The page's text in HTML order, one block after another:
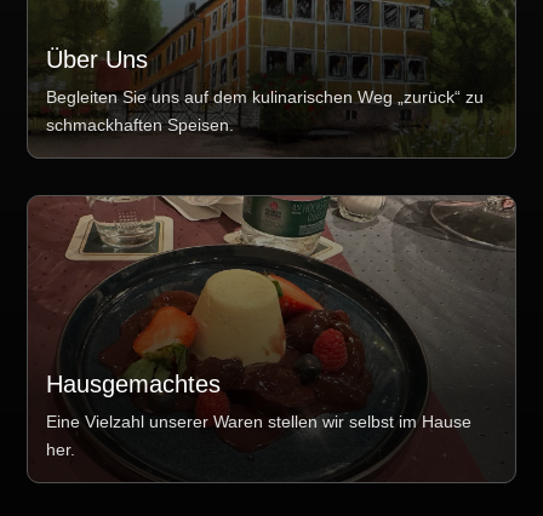
Über Uns
Begleiten Sie uns auf dem kulinarischen Weg „zurück“ zu
schmackhaften Speisen.
Hausgemachtes
Eine Vielzahl unserer Waren stellen wir selbst im Hause
her.